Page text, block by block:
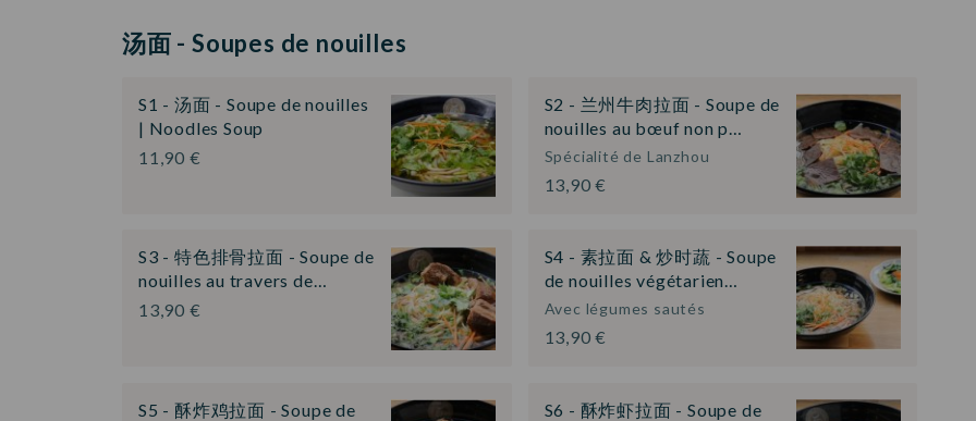
汤面 - Soupes de nouilles
S1 - 汤面 - Soupe de nouilles
| Noodles Soup
11,90 €
S2 - 兰州牛肉拉面 - Soupe de
nouilles au bœuf non p…
Spécialité de Lanzhou
13,90 €
S3 - 特色排骨拉面 - Soupe de
nouilles au travers de…
13,90 €
S4 - 素拉面 & 炒时蔬 - Soupe
de nouilles végétarien…
Avec légumes sautés
13,90 €
S5 - 酥炸鸡拉面 - Soupe de
S6 - 酥炸虾拉面 - Soupe de